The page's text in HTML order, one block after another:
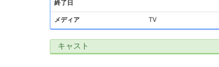
終了日
メディア TV
キャスト